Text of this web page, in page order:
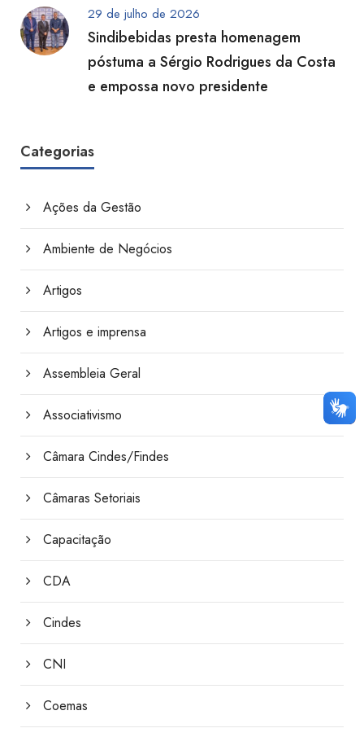
29 de julho de 2026
Sindibebidas presta homenagem
póstuma a Sérgio Rodrigues da Costa
e empossa novo presidente
Categorias
Ações da Gestão
Ambiente de Negócios
Artigos
Artigos e imprensa
Assembleia Geral
Associativismo
Câmara Cindes/Findes
Câmaras Setoriais
Capacitação
CDA
Cindes
CNI
Coemas